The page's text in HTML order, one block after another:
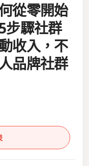
從零開始
步驟社群
收入，不
品牌社群